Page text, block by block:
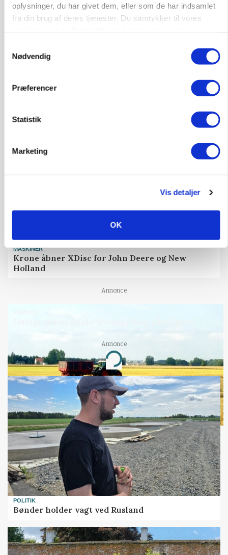
oplysninger, du har givet dem, eller som de har indsamlet
fra din brug af deres tjenester. Du samtykker til vores
Nødvendig
Præferencer
Statistik
Marketing
Vis detaljer
OK
Grisenoteringen er uændret
MASKINER
Krone åbner XDisc for John Deere og New
Holland
Annonce
Annonce
Loading...
POLITIK
Bønder holder vagt ved Rusland